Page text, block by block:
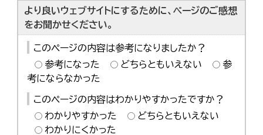
より良いウェブサイトにするために、ページのご感想
をお聞かせください。
このページの内容は参考になりましたか？
参考になった
どちらともいえない
参
考にならなかった
このページの内容はわかりやすかったですか？
わかりやすかった
どちらともいえない
わかりにくかった